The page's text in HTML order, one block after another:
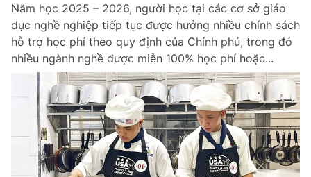
Năm học 2025 – 2026, người học tại các cơ sở giáo
dục nghề nghiệp tiếp tục được hưởng nhiều chính sách
hỗ trợ học phí theo quy định của Chính phủ, trong đó
nhiều ngành nghề được miễn 100% học phí hoặc...